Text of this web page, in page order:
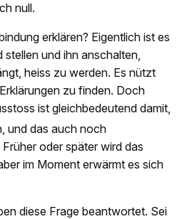
null.
erklären? Eigentlich ist es
und ihn anschalten,
heiss zu werden. Es nützt
zu finden. Doch
ist gleichbedeutend damit,
und das auch noch
oder später wird das
im Moment erwärmt es sich
diese Frage beantwortet. Sei